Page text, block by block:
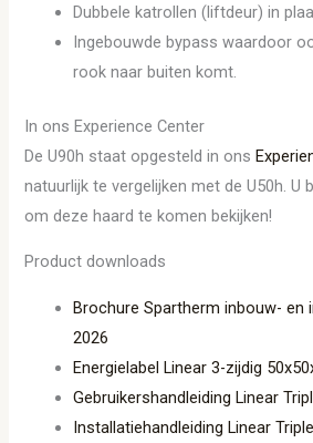
Dubbele katrollen (liftdeur) in
Ingebouwde bypass waardoor
rook naar buiten komt.
In ons Experience Center
De U90h staat opgesteld in ons
natuurlijk te vergelijken met de U50h. U
om deze haard te komen bekijken!
Product downloads
Brochure Spartherm inbouw- en
2026
Energielabel Linear 3-zijdig
Gebruikershandleiding Linear
Installatiehandleiding Linear